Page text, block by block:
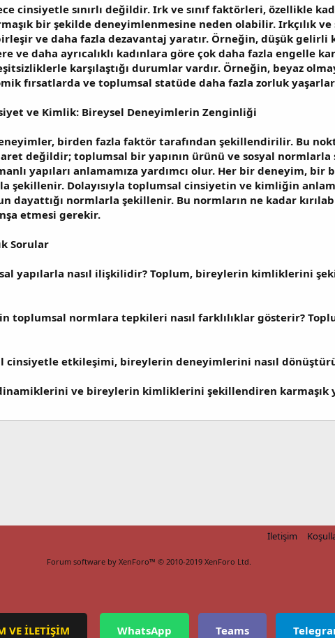
cinsiyetle sınırlı değildir. Irk ve sınıf faktörleri, özellikle
bir şekilde deneyimlenmesine neden olabilir. Irkçılık ve
ve daha fazla dezavantaj yaratır. Örneğin, düşük gelirli
ve daha ayrıcalıklı kadınlara göre çok daha fazla engelle
karşılaştığı durumlar vardır. Örneğin, beyaz
fırsatlarda ve toplumsal statüde daha fazla zorluk
ve Kimlik: Bireysel Deneyimlerin Zenginliği
birden fazla faktör tarafından şekillendirilir. Bu
değildir; toplumsal bir yapının ürünü ve sosyal
yapıları anlamamıza yardımcı olur. Her bir deneyim, bir
şekillenir. Dolayısıyla toplumsal cinsiyetin ve kimliğin
dayattığı normlarla şekillenir. Bu normların ne kadar
etmesi gerekir.
Sorular
yapılarla nasıl ilişkilidir? Toplum, bireylerin kimliklerini
toplumsal normlara tepkileri nasıl farklılıklar gösterir?
cinsiyetle etkileşimi, bireylerin deneyimlerini nasıl
ve bireylerin kimliklerini şekillendiren karmaşık
Link
İletişim
Forum software by XenForo™ © 2010-2019 XenForo Ltd.
VE İLETİŞİM WhatsApp Teams